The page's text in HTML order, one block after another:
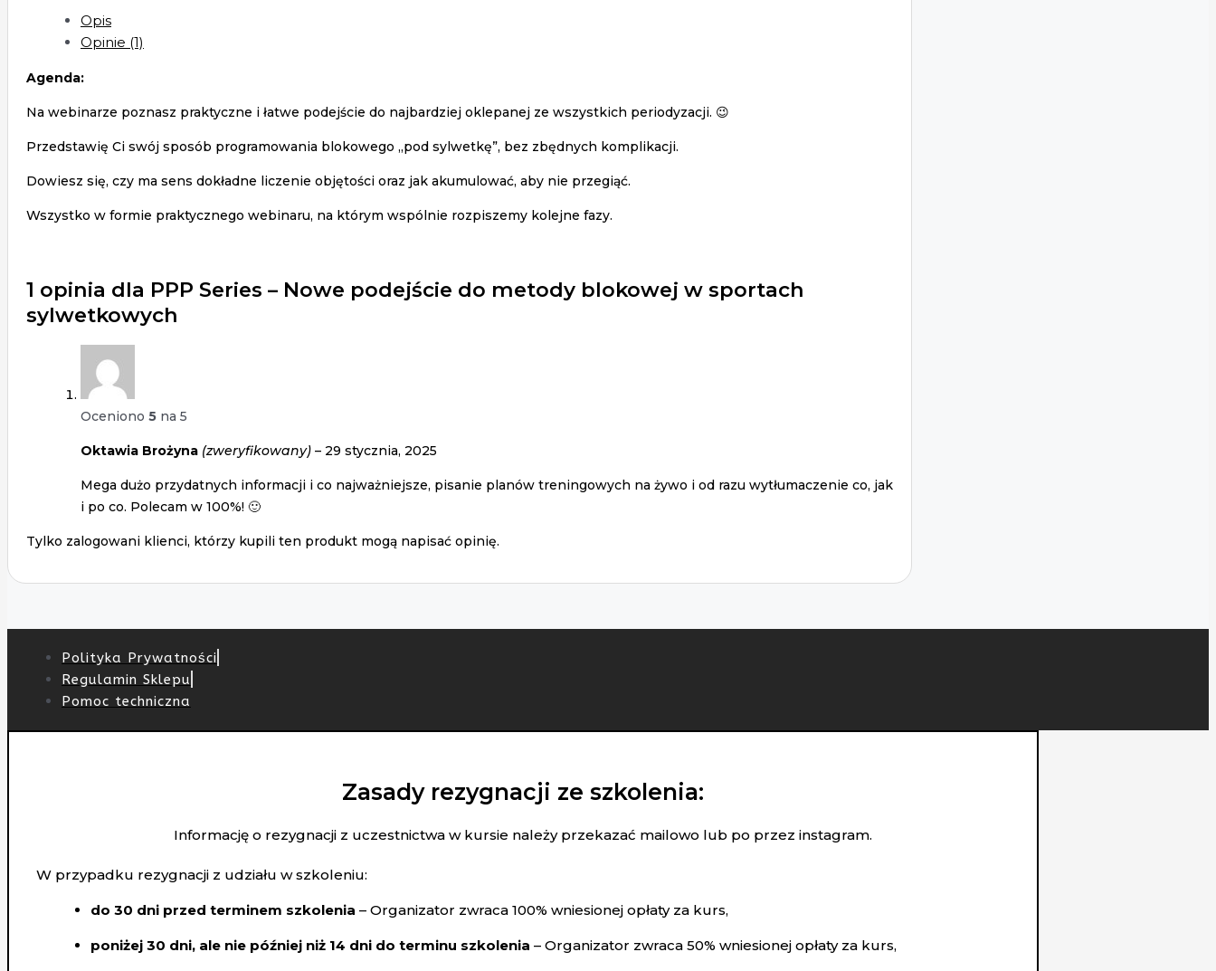
Opis
Opinie (1)
Agenda:
Na webinarze poznasz praktyczne i łatwe podejście do najbardziej oklepanej ze wszystkich periodyzacji. 😉
Przedstawię Ci swój sposób programowania blokowego „pod sylwetkę”, bez zbędnych komplikacji.
Dowiesz się, czy ma sens dokładne liczenie objętości oraz jak akumulować, aby nie przegiąć.
Wszystko w formie praktycznego webinaru, na którym wspólnie rozpiszemy kolejne fazy.
1 opinia dla PPP Series – Nowe podejście do metody blokowej w sportach
sylwetkowych
Oceniono 5 na 5
Oktawia Brożyna (zweryfikowany) – 29 stycznia, 2025
Mega dużo przydatnych informacji i co najważniejsze, pisanie planów treningowych na żywo i od razu wytłumaczenie co, jak
i po co. Polecam w 100%! 🙂
Tylko zalogowani klienci, którzy kupili ten produkt mogą napisać opinię.
Polityka Prywatności
Regulamin Sklepu
Pomoc techniczna
Zasady rezygnacji ze szkolenia:
Informację o rezygnacji z uczestnictwa w kursie należy przekazać mailowo lub po przez instagram.
W przypadku rezygnacji z udziału w szkoleniu:
do 30 dni przed terminem szkolenia – Organizator zwraca 100% wniesionej opłaty za kurs,
poniżej 30 dni, ale nie później niż 14 dni do terminu szkolenia – Organizator zwraca 50% wniesionej opłaty za kurs,